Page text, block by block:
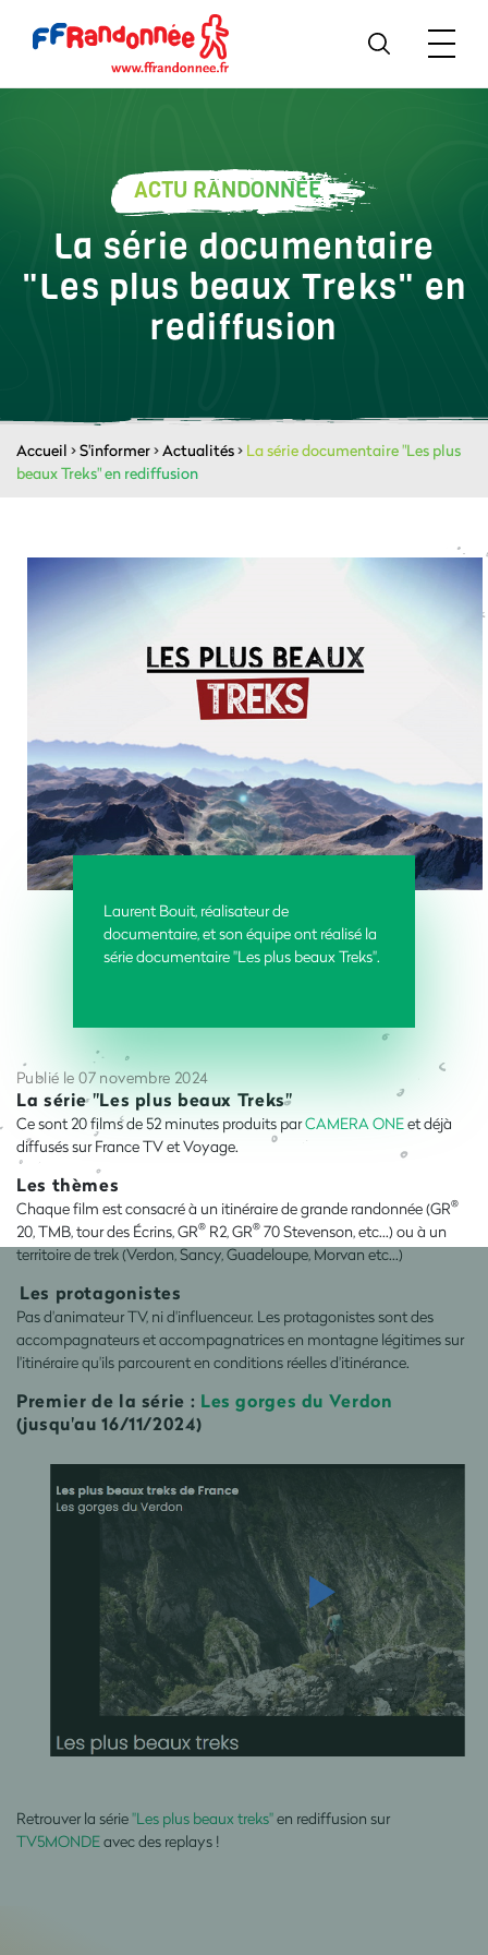
ACTU RANDONNÉE
La série documentaire
"Les plus beaux Treks" en
rediffusion
Accueil >S'informer>Actualités> La série documentaire "Les plus
beaux Treks" en rediffusion
Laurent Bouit, réalisateur de
documentaire, et son équipe ont réalisé la
série documentaire "Les plus beaux Treks".
Publié le 07 novembre 2024
La série "Les plus beaux Treks"
Ce sont 20 films de 52 minutes produits parCAMERA ONEet déjà
diffusés sur France TV et Voyage.
Les thèmes
Chaque film est consacré à un itinéraire de grande randonnée (GR®
20, TMB, tour des Écrins, GR® R2, GR® 70 Stevenson, etc...) ou à un
territoire de trek (Verdon, Sancy, Guadeloupe, Morvan etc...)
Les protagonistes
Pas d'animateur TV, ni d'influenceur. Les protagonistes sont des
accompagnateurs et accompagnatrices en montagne légitimes sur
l'itinéraire qu'ils parcourent en conditions réelles d'itinérance.
Premier de la série : Les gorges du Verdon
(jusqu'au 16/11/2024)
Retrouver la série"Les plus beaux treks"en rediffusion sur
TV5MONDEavec des replays !